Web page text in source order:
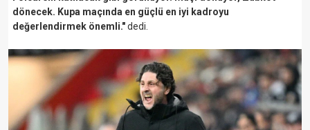
dönecek. Kupa maçında en güçlü en iyi kadroyu
değerlendirmek önemli."dedi.